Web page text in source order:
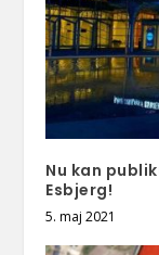
Nu kan
Esbjerg!
5. maj 2021